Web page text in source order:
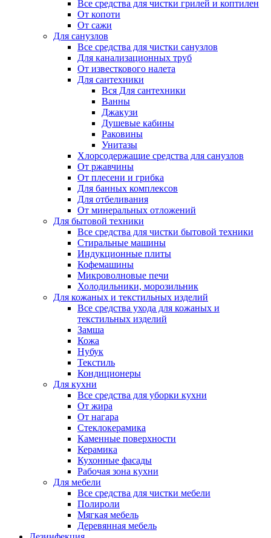
Все средства для чистки грилей и коптилен
От копоти
От сажи
Для санузлов
Все средства для чистки санузлов
Для канализационных труб
От известкового налета
Для сантехники
Вся Для сантехники
Ванны
Джакузи
Душевые кабины
Раковины
Унитазы
Хлорсодержащие средства для санузлов
От ржавчины
От плесени и грибка
Для банных комплексов
Для отбеливания
От минеральных отложений
Для бытовой техники
Все средства для чистки бытовой техники
Стиральные машины
Индукционные плиты
Кофемашины
Микроволновые печи
Холодильники, морозильник
Для кожаных и текстильных изделий
Все средства ухода для кожаных и
текстильных изделий
Замша
Кожа
Нубук
Текстиль
Кондиционеры
Для кухни
Все средства для уборки кухни
От жира
От нагара
Стеклокерамика
Каменные поверхности
Керамика
Кухонные фасады
Рабочая зона кухни
Для мебели
Все средства для чистки мебели
Полироли
Мягкая мебель
Деревянная мебель